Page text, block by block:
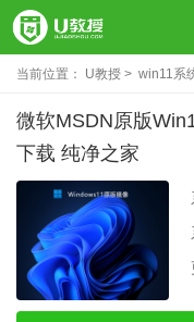
当前位置： U教授 win11系
系统官网下载 纯净之家
微软MSDN原版
下载 纯净之家